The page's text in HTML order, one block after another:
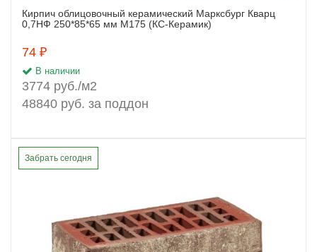
Заказать
Кирпич облицовочный керамический Марксбург Кварц
0,7НФ 250*85*65 мм М175 (КС-Керамик)
74 ₽
В наличии
3774 руб./м2
48840 руб. за поддон
Забрать сегодня